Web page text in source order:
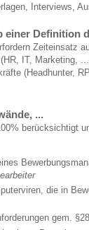
Interviews,
einer Definition
Zeiteinsatz
IT, Marketing,
(Headhunter,
...
berücksichtigt
die in
gem.